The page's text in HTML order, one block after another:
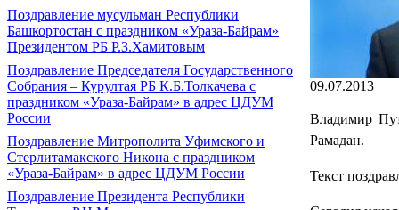
Поздравление мусульман Республики
Башкортостан с праздником «Ураза-Байрам»
Президентом РБ Р.З.Хамитовым
Поздравление Председателя Государственного
Собрания – Курултая РБ К.Б.Толкачева с
праздником «Ураза-Байрам» в адрес ЦДУМ
России
Поздравление Митрополита Уфимского и
Стерлитамакского Никона с праздником
«Ураза-Байрам» в адрес ЦДУМ России
Поздравление Президента Республики
09.07.2013
Владимир
Рамадан.
Текст